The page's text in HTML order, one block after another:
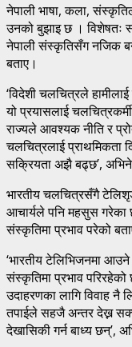
नेपाली भाषा, कला,
उनको बुझाइ छ । विशेषतः
नेपाली संस्कृतिसँग नजिक
बताए।
‘विदेशी चलचित्रले
यो प्रयासलाई
राज्यले आवश्यक नीति र
चलचित्रलाई प्राथमिकता
सक्रियता अझै बढ्छ’,
भारतीय चलचित्रसँगै
आचार्यले पनि महसुस गरेका
संस्कृतिमा प्रभाव परेको
‘भारतीय टेलिभिजनमा
संस्कृतिमा प्रभाव
उदाहरणका लागि विवाह नै
तपाईले सहजै अन्तर देख्न
देखासिकी गर्न बाध्य छन्’,